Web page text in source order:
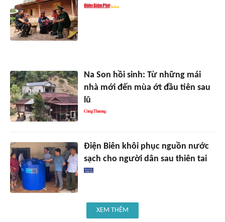
Na Son hồi sinh: Từ những mái
nhà mới đến mùa ớt đầu tiên sau
lũ
Điện Biên khôi phục nguồn nước
sạch cho người dân sau thiên tai
XEM THÊM